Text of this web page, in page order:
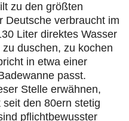
zu den größten
Deutsche verbraucht im
Liter direktes Wasser
duschen, zu kochen
in etwa einer
passt.
Stelle erwähnen,
den 80ern stetig
pflichtbewusster